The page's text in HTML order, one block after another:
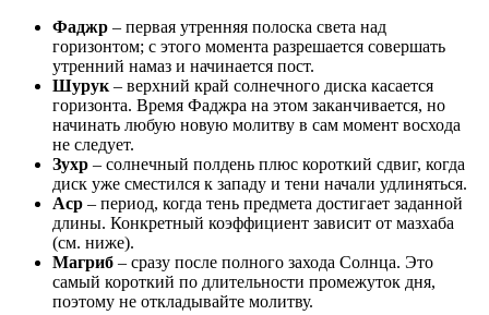
Фаджр – первая утренняя полоска света над
горизонтом; с этого момента разрешается совершать
утренний намаз и начинается пост.
Шурук – верхний край солнечного диска касается
горизонта. Время Фаджра на этом заканчивается, но
начинать любую новую молитву в сам момент восхода
не следует.
Зухр – солнечный полдень плюс короткий сдвиг, когда
диск уже сместился к западу и тени начали удлиняться.
Аср – период, когда тень предмета достигает заданной
длины. Конкретный коэффициент зависит от мазхаба
(см. ниже).
Магриб – сразу после полного захода Солнца. Это
самый короткий по длительности промежуток дня,
поэтому не откладывайте молитву.